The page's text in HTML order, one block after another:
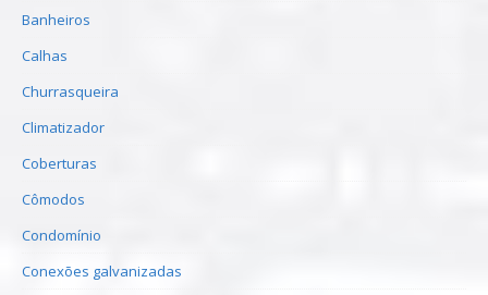
Banheiros
Calhas
Churrasqueira
Climatizador
Coberturas
Cômodos
Condomínio
Conexões galvanizadas